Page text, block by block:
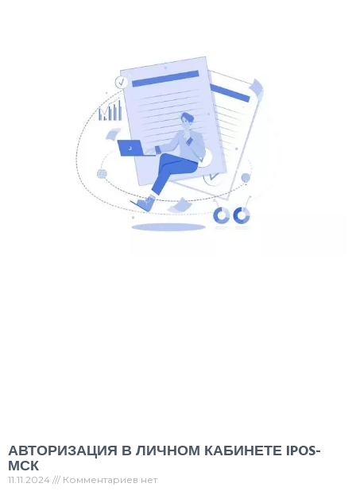
АВТОРИЗАЦИЯ В ЛИЧНОМ КАБИНЕТЕ IPOS-
МСК
11.11.2024 Комментариев нет